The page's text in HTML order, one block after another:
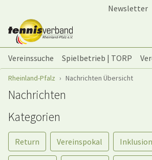
Newsletter
Vereinssuche Spielbetrieb | TORP
Sie sind hier:
Rheinland-Pfalz Nachrichten Übersicht
Nachrichten
Kategorien
Return Vereinspokal Inklusion